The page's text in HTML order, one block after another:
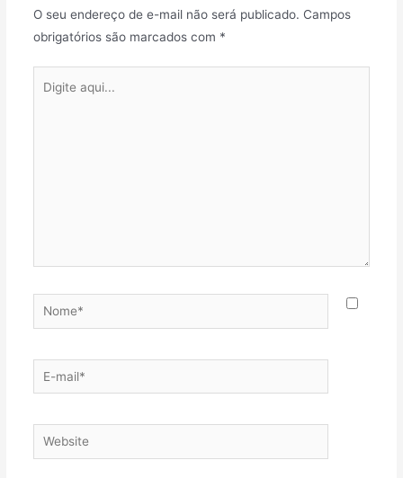
O seu endereço de e-mail não será publicado. Campos
obrigatórios são marcados com *